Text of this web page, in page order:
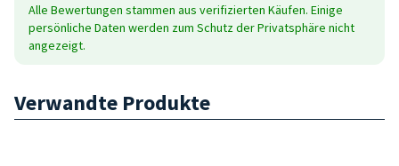
Alle Bewertungen stammen aus verifizierten Käufen. Einige
persönliche Daten werden zum Schutz der Privatsphäre nicht
angezeigt.
Verwandte Produkte